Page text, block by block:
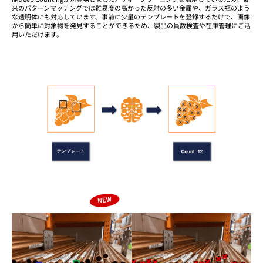
来のパターンマッチングでは難易度の高かった反射の多い金属や、ガラス瓶のよう
な透明体にも対応しています。事前に少量のテンプレートを登録するだけで、画像
から簡単に対象物を発見することができるため、製品の員数検査や在庫管理にご活
用いただけます。